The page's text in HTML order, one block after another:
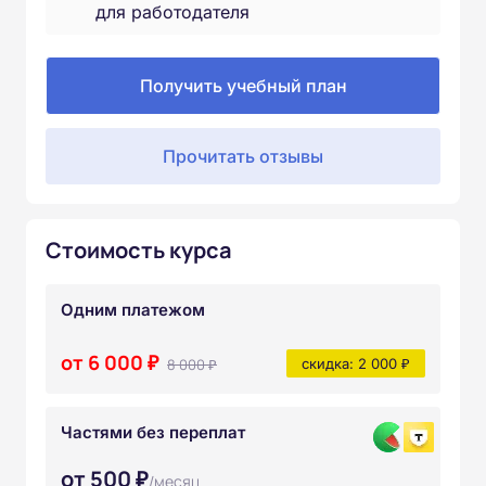
для работодателя
Получить учебный план
Прочитать отзывы
Стоимость курса
Одним платежом
от 6 000 ₽ 8 000 ₽ скидка: 2 000 ₽
Частями без переплат
от 500 ₽/месяц